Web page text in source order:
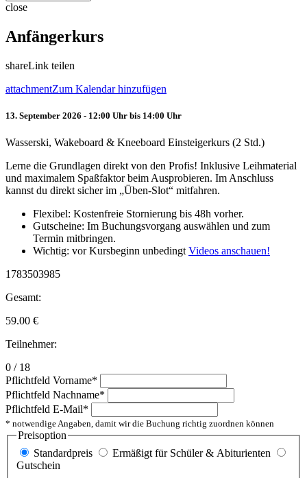
close
Anfängerkurs
shareLink teilen
attachmentZum Kalendar hinzufügen
13. September 2026 - 12:00 Uhr bis 14:00 Uhr
Wasserski, Wakeboard & Kneeboard Einsteigerkurs (2 Std.)
Lerne die Grundlagen direkt von den Profis! Inklusive Leihmaterial
und maximalem Spaßfaktor beim Ausprobieren. Im Anschluss
kannst du direkt sicher im „Üben-Slot“ mitfahren.
Flexibel: Kostenfreie Stornierung bis 48h vorher.
Gutscheine: Im Buchungsvorgang auswählen und zum
Termin mitbringen.
Wichtig: vor Kursbeginn unbedingt Videos anschauen!
1783503985
Gesamt:
59.00 €
Teilnehmer:
0 / 18
Pflichtfeld Vorname*
Pflichtfeld Nachname*
Pflichtfeld E-Mail*
* notwendige Angaben, damit wir die Buchung richtig zuordnen können
Preisoption
Standardpreis
Ermäßigt für Schüler & Abiturienten
Gutschein